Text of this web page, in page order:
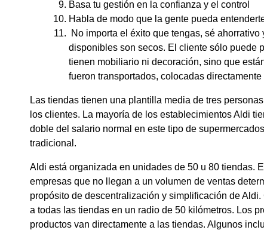
Basa tu gestión en la confianza y el control
Habla de modo que la gente pueda
No importa el éxito que tengas, sé
disponibles son secos. El cliente sólo puede
tienen mobiliario ni decoración, sino que
fueron transportados, colocadas
Las tiendas tienen una plantilla media de tres
los clientes. La mayoría de los establecimientos Aldi
doble del salario normal en este tipo de
tradicional.
Aldi está organizada en unidades de 50 u 80 tiendas.
empresas que no llegan a un volumen de ventas
propósito de descentralización y simplificación de
a todas las tiendas en un radio de 50 kilómetros. Los
productos van directamente a las tiendas. Algunos